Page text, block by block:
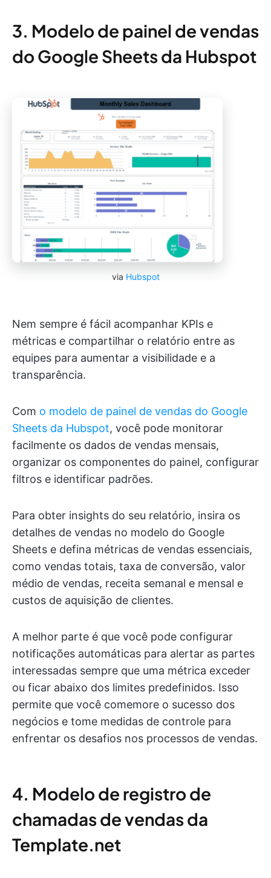
3. Modelo de painel de vendas
do Google Sheets da Hubspot
via Hubspot
Nem sempre é fácil acompanhar KPIs e
métricas e compartilhar o relatório entre as
equipes para aumentar a visibilidade e a
transparência.
Com o modelo de painel de vendas do Google
Sheets da Hubspot, você pode monitorar
facilmente os dados de vendas mensais,
organizar os componentes do painel, configurar
filtros e identificar padrões.
Para obter insights do seu relatório, insira os
detalhes de vendas no modelo do Google
Sheets e defina métricas de vendas essenciais,
como vendas totais, taxa de conversão, valor
médio de vendas, receita semanal e mensal e
custos de aquisição de clientes.
A melhor parte é que você pode configurar
notificações automáticas para alertar as partes
interessadas sempre que uma métrica exceder
ou ficar abaixo dos limites predefinidos. Isso
permite que você comemore o sucesso dos
negócios e tome medidas de controle para
enfrentar os desafios nos processos de vendas.
4. Modelo de registro de
chamadas de vendas da
Template.net